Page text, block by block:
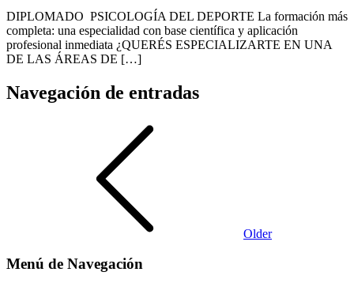
DIPLOMADO PSICOLOGÍA DEL DEPORTE La formación más
completa: una especialidad con base científica y aplicación
profesional inmediata ¿QUERÉS ESPECIALIZARTE EN UNA
DE LAS ÁREAS DE […]
Navegación de entradas
Older
Menú de Navegación